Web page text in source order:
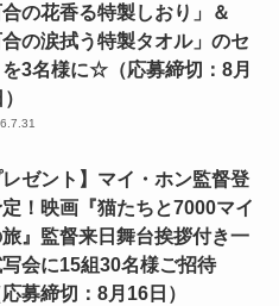
合の花香る特製しおり」＆
合の涙拭う特製タオル」のセ
を3名様に☆（応募締切：8月
レゼント】マイ・ホン監督登
！映画『猫たちと7000マイ
』監督来日舞台挨拶付き一
会に15組30名様ご招待
募締切：8月16日）